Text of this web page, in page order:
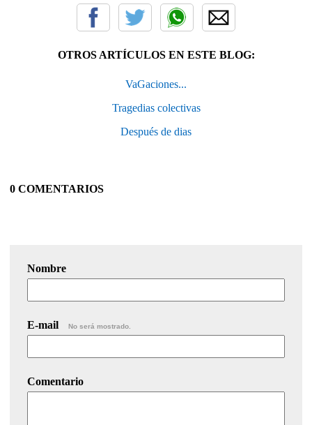
OTROS ARTÍCULOS EN ESTE BLOG:
VaGaciones...
Tragedias colectivas
Después de dias
0 COMENTARIOS
Nombre
E-mail No será mostrado.
Comentario